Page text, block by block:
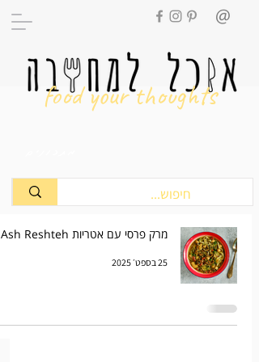
food your thoughts
מרק פרסי עם אטריות Ash Reshteh
25 בספט׳ 2025